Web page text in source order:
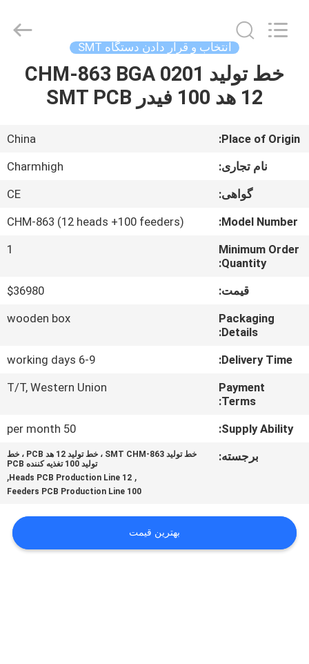
خانه
ما
کارخانه
کیفیت
ما
خبر
CHARMHIGH
TECHNOLOGY
Reserved.
انتخاب و قرار دادن دستگاه SMT
خط تولید CHM-863 BGA 0201
12 هد 100 فیدر SMT PCB
Place of Origin:
China
نام تجاری:
Charmhigh
گواهی:
CE
Model Number:
CHM-863 (12 heads +100 feeders)
Minimum Order
Quantity:
1
قیمت:
$36980
Packaging
Details:
wooden box
Delivery Time:
6-9 working days
Payment
Terms:
T/T, Western Union
Supply Ability:
50 per month
برجسته:
خط تولید SMT CHM-863 ، خط تولید 12 هد PCB ، خط
تولید 100 تغذیه کننده PCB
,
12 Heads PCB Production Line
,
100 Feeders PCB Production Line
بهترین قیمت